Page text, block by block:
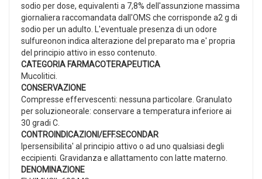
sodio per dose, equivalenti a 7,8% dell'assunzione massima
giornaliera raccomandata dall'OMS che corrisponde a2 g di
sodio per un adulto. L'eventuale presenza di un odore
sulfureonon indica alterazione del preparato ma e' propria
del principio attivo in esso contenuto.
CATEGORIA FARMACOTERAPEUTICA
Mucolitici.
CONSERVAZIONE
Compresse effervescenti: nessuna particolare. Granulato
per soluzioneorale: conservare a temperatura inferiore ai
30 gradi C.
CONTROINDICAZIONI/EFF.SECONDAR
Ipersensibilita' al principio attivo o ad uno qualsiasi degli
eccipienti. Gravidanza e allattamento con latte materno.
DENOMINAZIONE